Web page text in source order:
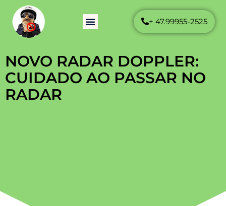
+ 47.99955-2525
NOVO RADAR DOPPLER:
CUIDADO AO PASSAR NO
RADAR